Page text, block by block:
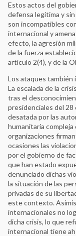
Estos actos del
defensa legítima y
son incompatibles
internacional y
efecto, la agresión
de la fuerza
artículo 2(4), y de la
Los ataques también
La escalada de la
tras el
presidenciales del 28
desatada por las
humanitaria compleja
organizaciones
ocasiones las
por el gobierno de
que han estado
denunciado dichas
la situación de las
privadas de su
este contexto.
internacionales no
dicha crisis, lo que
internacional tiene